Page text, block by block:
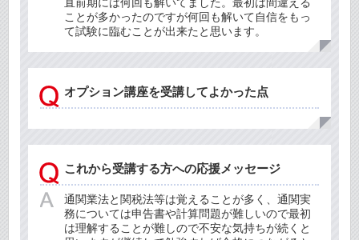
ことが多かったのですが何回も解いて自信をもっ
て試験に臨むことが出来たと思います。
オプション講座を受講してよかった点
これから受講する方への応援メッセージ
通関業法と関税法等は覚えることが多く、通関実
務については申告書や計算問題が難しいので最初
は理解することが難しので不安な気持ちが続くと